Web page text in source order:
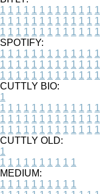
1 1 1 1 1 1 1 1 1 1 1 1 1
1 1 1 1 1 1 1 1 1 1 1 1 1
1 1 1 1 1 1 1 1 1 1 1 1 1
SPOTIFY:
1 1 1 1 1 1 1 1 1 1 1 1 1
1 1 1 1 1 1 1 1 1 1 1 1 1
1 1 1 1 1 1 1 1 1 1 1 1 1
CUTTLY BIO:
1
1 1 1 1 1 1 1 1 1 1 1 1 1
1 1 1 1 1 1 1 1 1 1 1 1 1
1 1 1 1 1 1 1 1 1 1 1 1 1
CUTTLY OLD:
1
1 1 1 1 1 1 1 1 1 1
MEDIUM:
1 1 1 1 1 1 1 1 1 1